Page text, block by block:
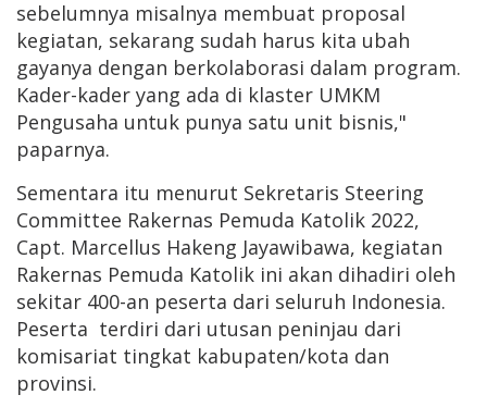
sebelumnya misalnya membuat proposal
kegiatan, sekarang sudah harus kita ubah
gayanya dengan berkolaborasi dalam program.
Kader-kader yang ada di klaster UMKM
Pengusaha untuk punya satu unit bisnis,"
paparnya.
Sementara itu menurut Sekretaris Steering
Committee Rakernas Pemuda Katolik 2022,
Capt. Marcellus Hakeng Jayawibawa, kegiatan
Rakernas Pemuda Katolik ini akan dihadiri oleh
sekitar 400-an peserta dari seluruh Indonesia.
Peserta terdiri dari utusan peninjau dari
komisariat tingkat kabupaten/kota dan
provinsi.